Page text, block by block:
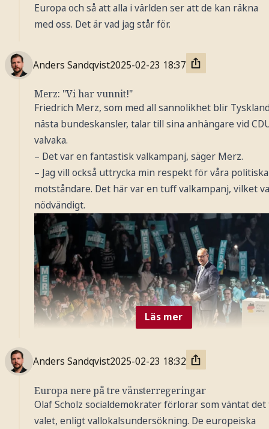
Europa och så att alla i världen ser att de kan räkna
med oss. Det är vad jag står för.
Anders Sandqvist2025-02-23 18:37
Merz: "Vi har vunnit!"
Friedrich Merz, som med all sannolikhet blir
nästa bundeskansler, talar till sina anhängare vid
valvaka.
– Det var en fantastisk valkampanj, säger Merz.
– Jag vill också uttrycka min respekt för våra politiska
motståndare. Det här var en tuff valkampanj, vilket
nödvändigt.
Foto: AP / TT Nyhetsbyrån
Läs mer
Anders Sandqvist2025-02-23 18:32
Europa nere på tre vänsterregeringar
Olaf Scholz socialdemokrater förlorar som väntat det
valet, enligt vallokalsundersökning. De europeiska